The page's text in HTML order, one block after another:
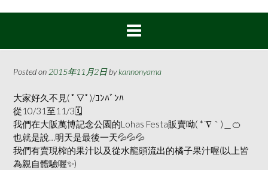
Posted on 2015年11月2日bykannonyama
大家好久不見( ﾟ▽ﾟ)/ｺﾝﾊﾞﾝﾊ
從10/31至11/3🗓
我們在大阪萬博記念公園的Lohas Festa販賣呦( *´∇｀)＿ 🍊
也就是說…明天是最後一天💦💦💦
我們有賣現榨的果汁以及從水龍頭流出的橘子果汁喔(以上皆
為親自體驗喔✨)